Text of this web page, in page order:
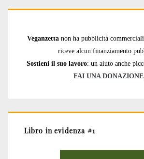
Veganzetta non ha pubblicità
riceve alcun finanziamento
Sostieni il suo lavoro: un aiuto anche
FAI UNA DONAZIONE
Libro in evidenza #1